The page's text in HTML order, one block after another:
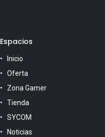
Espacios
Inicio
Oferta
Zona Gamer
Tienda
SYCOM
Noticias